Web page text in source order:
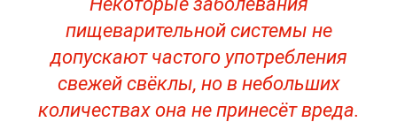
пищеварительной системы не
допускают частого употребления
свежей свёклы, но в небольших
количествах она не принесёт вреда.